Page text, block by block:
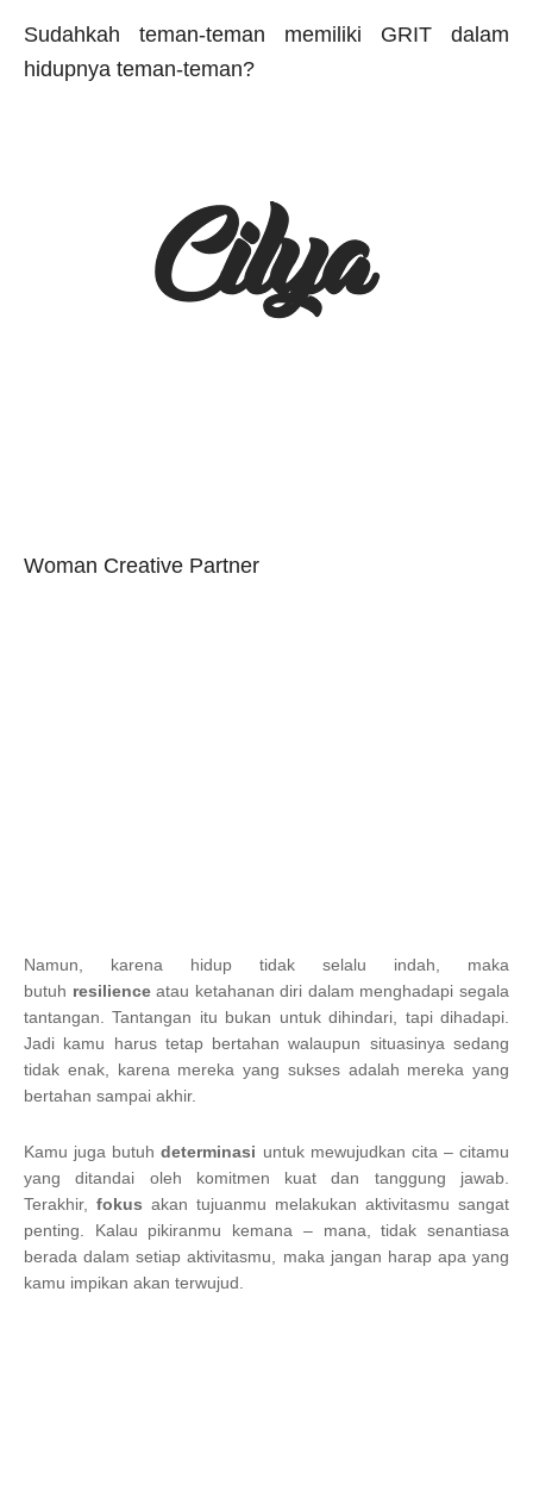
Sudahkah teman-teman memiliki GRIT dalam
hidupnya teman-teman?
Woman Creative Partner
Namun, karena hidup tidak selalu indah, maka
butuh resilienceatau ketahanan diri dalam menghadapi segala
tantangan. Tantangan itu bukan untuk dihindari, tapi dihadapi.
Jadi kamu harus tetap bertahan walaupun situasinya sedang
tidak enak, karena mereka yang sukses adalah mereka yang
bertahan sampai akhir.
Kamu juga butuhdeterminasi untuk mewujudkan cita – citamu
yang ditandai oleh komitmen kuat dan tanggung jawab.
Terakhir, fokus akan tujuanmu melakukan aktivitasmu sangat
penting. Kalau pikiranmu kemana – mana, tidak senantiasa
berada dalam setiap aktivitasmu, maka jangan harap apa yang
kamu impikan akan terwujud.